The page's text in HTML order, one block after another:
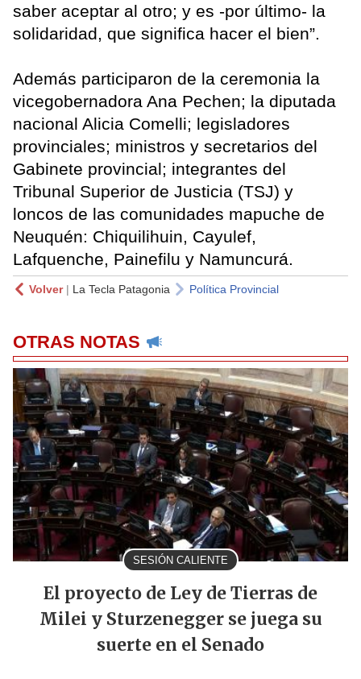
saber aceptar al otro; y es -por último- la
solidaridad, que significa hacer el bien”.
Además participaron de la ceremonia la
vicegobernadora Ana Pechen; la diputada
nacional Alicia Comelli; legisladores
provinciales; ministros y secretarios del
Gabinete provincial; integrantes del
Tribunal Superior de Justicia (TSJ) y
loncos de las comunidades mapuche de
Neuquén: Chiquilihuin, Cayulef,
Lafquenche, Painefilu y Namuncurá.
Volver| La Tecla Patagonia Política Provincial
OTRAS NOTAS
SESIÓN CALIENTE
El proyecto de Ley de Tierras de
Milei y Sturzenegger se juega su
suerte en el Senado